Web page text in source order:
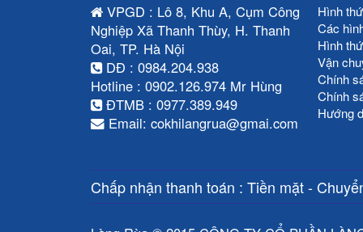
VPGD : Lô 8, Khu A, Cụm Công
Nghiệp Xã Thanh Thùy, H. Thanh
Oai, TP. Hà Nội
DĐ : 0984.204.938
Hotline : 0902.126.974 Mr Hùng
ĐTMB : 0977.389.949
Email: cokhilangrua@gmai.com
Hình
Các
Hình
Vận
Chính
Chính
Hướng
Chấp nhận thanh toán : Tiền mặt -